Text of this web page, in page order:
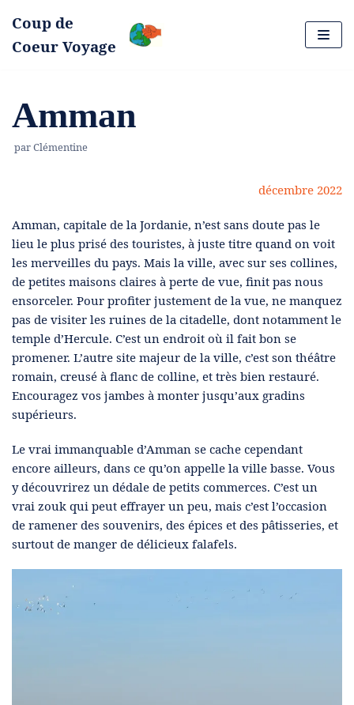
Aller
Coup de
Coeur Voyage
Amman
parClémentine
décembre 2022
Amman, capitale de la Jordanie, n’est sans doute pas le
lieu le plus prisé des touristes, à juste titre quand on voit
les merveilles du pays. Mais la ville, avec sur ses collines,
de petites maisons claires à perte de vue, finit pas nous
ensorceler. Pour profiter justement de la vue, ne manquez
pas de visiter les ruines de la citadelle, dont notamment le
temple d’Hercule. C’est un endroit où il fait bon se
promener. L’autre site majeur de la ville, c’est son théâtre
romain, creusé à flanc de colline, et très bien restauré.
Encouragez vos jambes à monter jusqu’aux gradins
supérieurs.
Le vrai immanquable d’Amman se cache cependant
encore ailleurs, dans ce qu’on appelle la ville basse. Vous
y découvrirez un dédale de petits commerces. C’est un
vrai zouk qui peut effrayer un peu, mais c’est l’occasion
de ramener des souvenirs, des épices et des pâtisseries, et
surtout de manger de délicieux falafels.